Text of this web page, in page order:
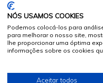
© 2026 Sumários.org
NÓS USAMOS COOKIES
Podemos colocá-los para
para melhorar o nosso site,
lhe proporcionar uma óptima
informações sobre os cookies
Aceitar todos